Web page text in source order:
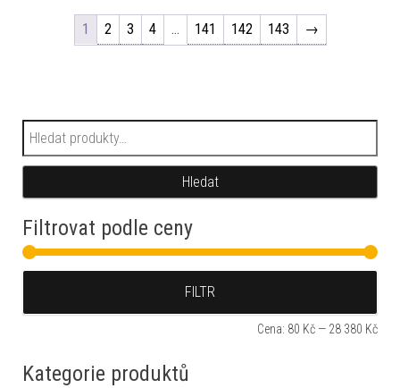
1 2 3 4 … 141 142 143 →
Hledat:
Hledat
Filtrovat podle ceny
FILTR
Cena: 80 Kč — 28 380 Kč
Kategorie produktů